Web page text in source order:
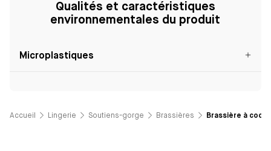
Qualités et caractéristiques
environnementales du produit
Microplastiques
Accueil Lingerie Soutiens-gorge Brassières Brassière à